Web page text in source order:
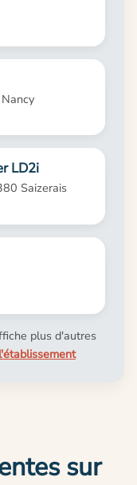
LD2i
Saizerais
plus d'autres
sur